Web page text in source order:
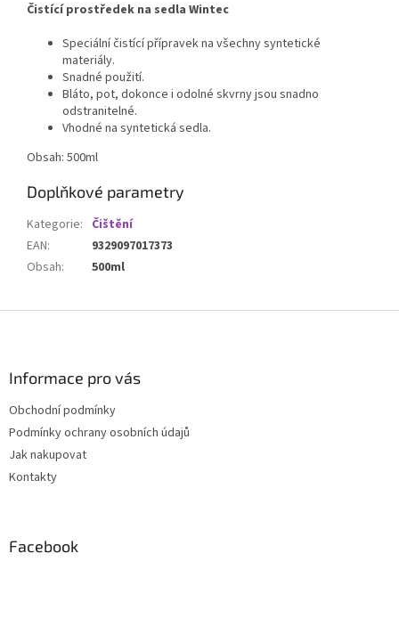
Čistící prostředek na sedla Wintec
Speciální čistící přípravek na všechny syntetické
materiály.
Snadné použití.
Bláto, pot, dokonce i odolné skvrny jsou snadno
odstranitelné.
Vhodné na syntetická sedla.
Obsah: 500ml
Doplňkové parametry
Kategorie: Čištění
EAN:
9329097017373
Obsah: 500ml
Informace pro vás
Obchodní podmínky
Podmínky ochrany osobních údajů
Jak nakupovat
Kontakty
Facebook